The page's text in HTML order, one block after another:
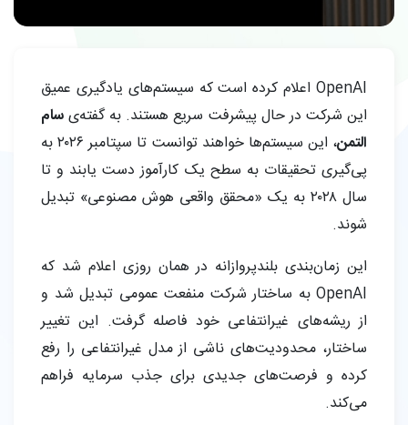
OpenAI اعلام کرده است که سیستم‌های یادگیری عمیق
این شرکت در حال پیشرفت سریع هستند. به گفته‌یسام
التمن
، این سیستم‌ها خواهند توانست تا سپتامبر ۲۰۲۶ به
پی‌گیری تحقیقات به سطح یک کارآموز دست یابند و تا
سال ۲۰۲۸ به یک «محقق واقعی هوش مصنوعی» تبدیل
شوند.
این زمان‌بندی بلندپروازانه در همان روزی اعلام شد که
OpenAI به ساختار شرکت منفعت عمومی تبدیل شد و
از ریشه‌های غیرانتفاعی خود فاصله گرفت. این تغییر
ساختار، محدودیت‌های ناشی از مدل غیرانتفاعی را رفع
کرده و فرصت‌های جدیدی برای جذب سرمایه فراهم
می‌کند.